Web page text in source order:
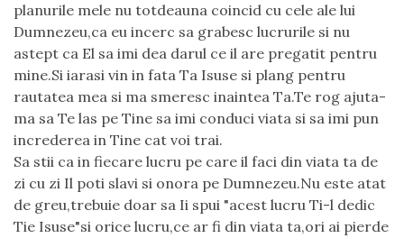
planurile mele nu totdeauna coincid cu cele ale lui
Dumnezeu,ca eu incerc sa grabesc lucrurile si nu
astept ca El sa imi dea darul ce il are pregatit pentru
mine.Si iarasi vin in fata Ta Isuse si plang pentru
rautatea mea si ma smeresc inaintea Ta.Te rog ajuta-
ma sa Te las pe Tine sa imi conduci viata si sa imi pun
increderea in Tine cat voi trai.
Sa stii ca in fiecare lucru pe care il faci din viata ta de
zi cu zi Il poti slavi si onora pe Dumnezeu.Nu este atat
de greu,trebuie doar sa Ii spui "acest lucru Ti-l dedic
Tie Isuse"si orice lucru,ce ar fi din viata ta,ori ai pierde